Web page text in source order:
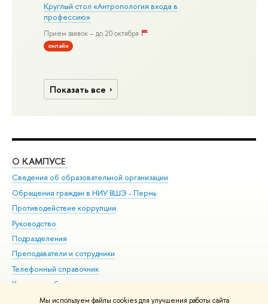
Мы используем файлы cookies для улучшения работы сайта
Круглый стол «Антропология входа в
профессию»
Прием заявок – до 20 октября
онлайн
Показать все
О КАМПУСЕ
Сведения об образовательной организации
Обращения граждан в НИУ ВШЭ - Пермь
Противодействие коррупции
Руководство
Подразделения
Преподаватели и сотрудники
Телефонный справочник
Корпуса и общежития
ВШЭ для студентов с ограниченными возможностями